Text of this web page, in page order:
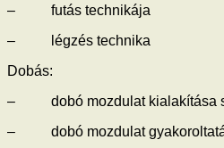
– futás technikája
– légzés technika
Dobás:
– dobó mozdulat kialakítása
– dobó mozdulat